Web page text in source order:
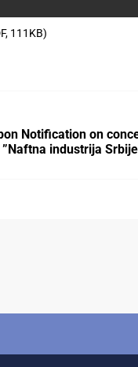
111KB)
Notification on
industrija